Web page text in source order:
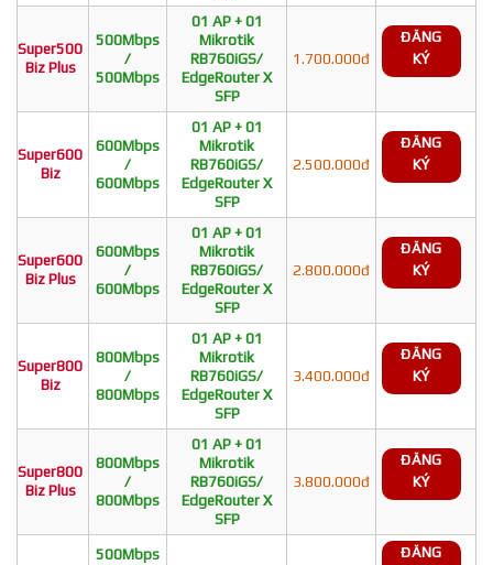
Super500
Biz Plus
500Mbps
/
500Mbps
01 AP + 01
Mikrotik
RB760iGS/
EdgeRouter X
SFP
1.700.000đ
ĐĂNG
KÝ
Super600
Biz
600Mbps
/
600Mbps
01 AP + 01
Mikrotik
RB760iGS/
EdgeRouter X
SFP
2.500.000đ
ĐĂNG
KÝ
Super600
Biz Plus
600Mbps
/
600Mbps
01 AP + 01
Mikrotik
RB760iGS/
EdgeRouter X
SFP
2.800.000đ
ĐĂNG
KÝ
Super800
Biz
800Mbps
/
800Mbps
01 AP + 01
Mikrotik
RB760iGS/
EdgeRouter X
SFP
3.400.000đ
ĐĂNG
KÝ
Super800
Biz Plus
800Mbps
/
800Mbps
01 AP + 01
Mikrotik
RB760iGS/
EdgeRouter X
SFP
3.800.000đ
ĐĂNG
KÝ
500Mbps
ĐĂNG